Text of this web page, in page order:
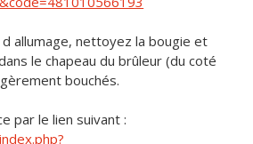
allumage, nettoyez la bougie et
le chapeau du brûleur (du coté
bouchés.
par le lien suivant :